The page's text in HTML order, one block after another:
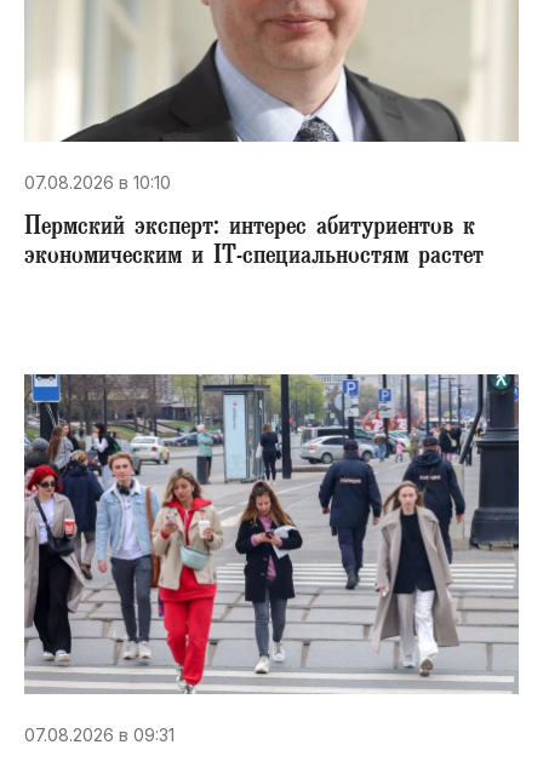
07.08.2026 в 10:10
Пермский эксперт: интерес абитуриентов к
экономическим и IT-специальностям растет
07.08.2026 в 09:31